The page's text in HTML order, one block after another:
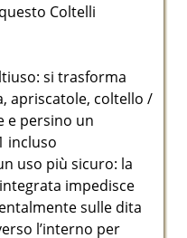
Coltelli
si trasforma
apriscatole, coltello /
e persino un
incluso
uso più sicuro: la
impedisce
sulle dita
l’interno per